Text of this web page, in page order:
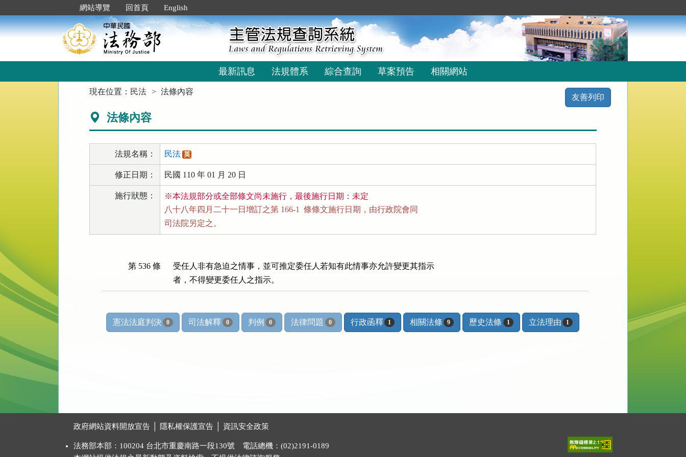
到
主
要
網站導覽 回首頁 English
最新訊息 法規體系 綜合查詢 草案預告 相關網站
現在位置： 民法 法條內容
友善列印
法條內容
法規名稱： 民法 英
修正日期： 民國 110 年 01 月 20 日
施行狀態：
※本法規部分或全部條文尚未施行，最後施行日期：未定
八十八年四月二十一日增訂之第 166-1  條條文施行日期，由行政院會同
司法院另定之。
第 536 條
受任人非有急迫之情事，並可推定委任人若知有此情事亦允許變更其指示
者，不得變更委任人之指示。
憲法法庭判決 0 司法解釋 0 判例 0 法律問題 0 行政函釋 1 相關法條 9 歷史法條 1 立法理由 1
政府網站資料開放宣告 隱私權保護宣告 資訊安全政策
法務部本部：100204 台北市重慶南路一段130號 電話總機：(02)2191-0189